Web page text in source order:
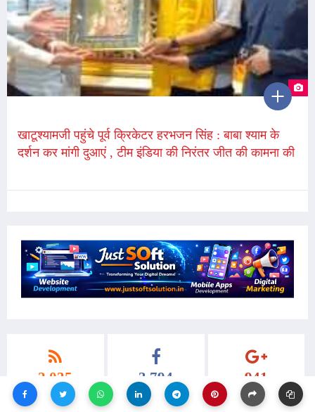
खाटूश्यामजी पहुंचे पूर्व क्रिकेटर हरभजन सिंह : बाबा श्याम के
दर्शन कर मांगी दुआएं , टीम इंडिया की निरंतर जीत की कामना की
2,035
SUBSCRIBERS
3,794
FANS
941
FOLLOWERS